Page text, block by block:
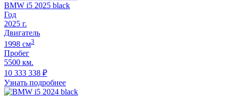
BMW i5 2025 black
Год
2025 г.
Двигатель
1998 cм3
Пробег
5500 км.
10 333 338 ₽
Узнать подробнее